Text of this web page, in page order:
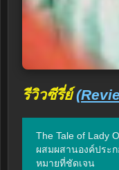
รีวิวซีรี่ย์
The Tale of Lady
ผสมผสานองค์ประ
หมายที่ชัดเจน